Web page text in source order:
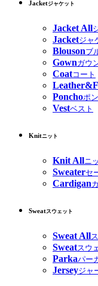
Jacketジャケット
Jacket All
Jacketジャ
Blousonブ
Gownガウ
Coatコート
Ponchoポ
Vestベスト
Knitニット
Knit Allニ
Sweaterセ
Cardigan
Sweatスウェット
Sweat All
Sweatスウ
Parkaパー
Jerseyジャ